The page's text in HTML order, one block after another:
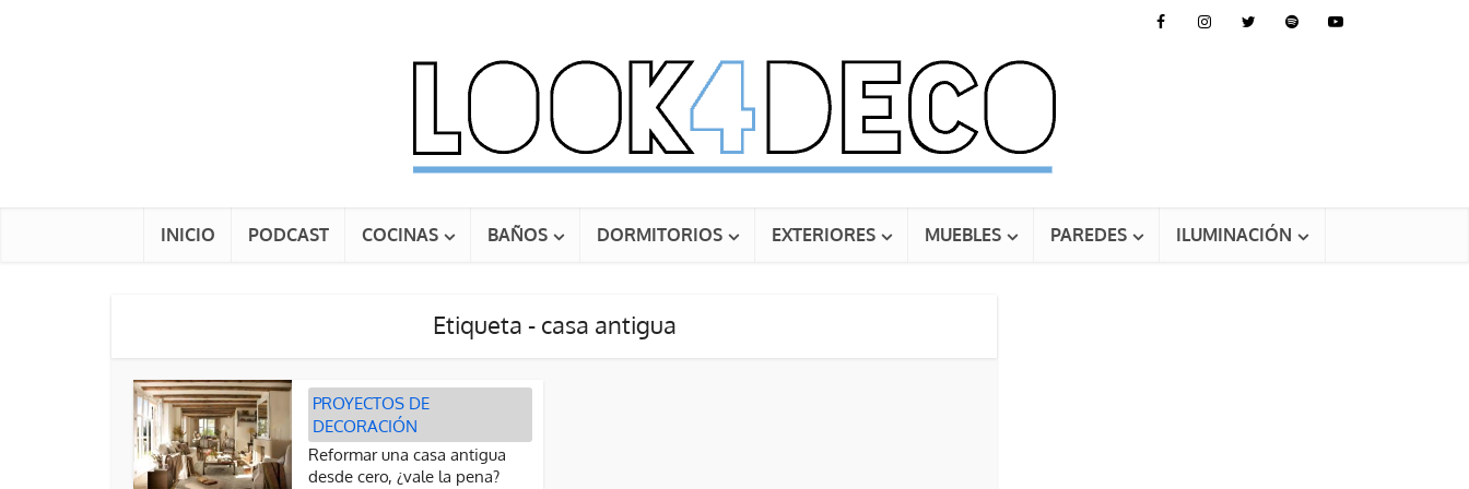
INICIO PODCAST COCINAS BAÑOS DORMITORIOS EXTERIORES MUEBLES PAREDES ILUMINACIÓN
Etiqueta - casa antigua
PROYECTOS DE
DECORACIÓN
Reformar una casa antigua
desde cero, ¿vale la pena?